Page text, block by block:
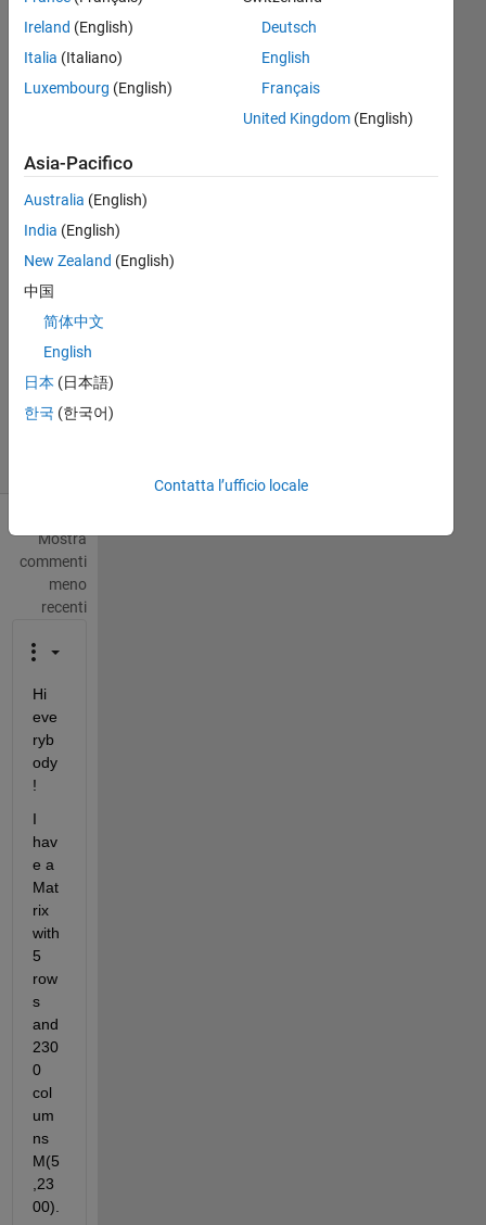
row of a
column?
2020
3
Risposte
Risposta
accettata
Aggiornato
2020
26
Mostra
commenti
meno
recenti
Hi
eve
ryb
ody
!
I
hav
e a
Mat
rix
with
5
row
s
and
230
0
col
um
ns
M(5
,23
00).
Ireland (English)
Italia (Italiano)
Luxembourg (English)
Deutsch
English
Français
United Kingdom(English)
Asia-Pacifico
Australia (English)
India (English)
New Zealand (English)
中国
简体中文
English
日本 (日本語)
한국 (한국어)
Contatta l’ufficio locale